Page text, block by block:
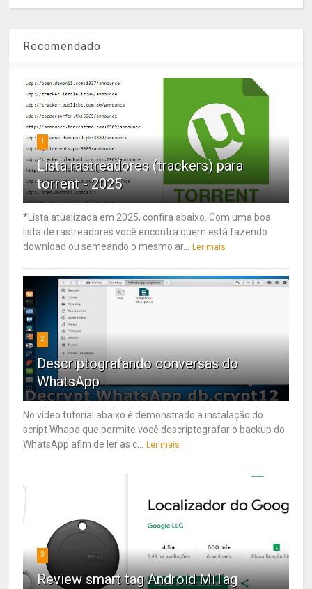
Recomendado
1
Lista rastreadores (trackers) para
torrent - 2025
*Lista atualizada em 2025, confira abaixo. Com uma boa
lista de rastreadores você encontra quem está fazendo
download ou semeando o mesmo ar...
Ler mais
2
Descriptografando conversas do
WhatsApp
No vídeo tutorial abaixo é demonstrado a instalação do
script Whapa que permite você descriptografar o backup do
WhatsApp afim de ler as c...
Ler mais
3
Review smart tag Android MiTag